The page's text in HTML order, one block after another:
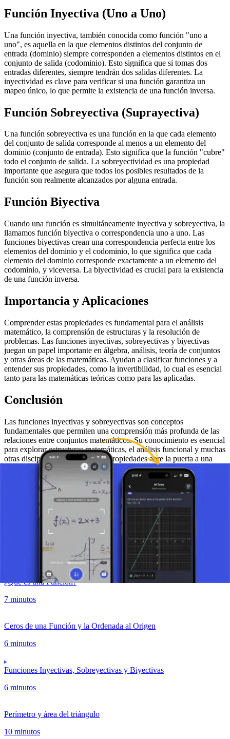
Función Inyectiva (Uno a Uno)
Una función inyectiva, también conocida como función "uno a
uno", es aquella en la que elementos distintos del conjunto de
entrada (dominio) siempre corresponden a elementos distintos en el
conjunto de salida (codominio). Esto significa que si tomas dos
entradas diferentes, siempre tendrán dos salidas diferentes. La
inyectividad es clave para verificar si una función garantiza un
mapeo único, lo que permite la existencia de una función inversa.
Función Sobreyectiva (Suprayectiva)
Una función sobreyectiva es una función en la que cada elemento
del conjunto de salida corresponde al menos a un elemento del
dominio (conjunto de entrada). Esto significa que la función "cubre"
todo el conjunto de salida. La sobreyectividad es una propiedad
importante que asegura que todos los posibles resultados de la
función son realmente alcanzados por alguna entrada.
Función Biyectiva
Cuando una función es simultáneamente inyectiva y sobreyectiva, la
llamamos función biyectiva o correspondencia uno a uno. Las
funciones biyectivas crean una correspondencia perfecta entre los
elementos del dominio y el codominio, lo que significa que cada
elemento del dominio corresponde exactamente a un elemento del
codominio, y viceversa. La biyectividad es crucial para la existencia
de una función inversa.
Importancia y Aplicaciones
Comprender estas propiedades es fundamental para el análisis
matemático, la comprensión de estructuras y la resolución de
problemas. Las funciones inyectivas, sobreyectivas y biyectivas
juegan un papel importante en álgebra, análisis, teoría de conjuntos
y otras áreas de las matemáticas. Ayudan a clasificar funciones y a
entender sus propiedades, como la invertibilidad, lo cual es esencial
tanto para las matemáticas teóricas como para las aplicadas.
Conclusión
Las funciones inyectivas y sobreyectivas son conceptos
fundamentales que permiten una comprensión más profunda de las
relaciones entre conjuntos matemáticos. Su conocimiento es esencial
para explorar estructuras matemáticas, el análisis funcional y muchas
otras disciplinas. Entender estas propiedades abre la puerta a una
mejor comprensión y uso de las funciones matemáticas en diversos
Haz una foto de tu tarea y utiliza el tutor de IA.
¿Qué es una Función?
7 minutos
Ceros de una Función y la Ordenada al Origen
6 minutos
Funciones Inyectivas, Sobreyectivas y Biyectivas
6 minutos
Perímetro y área del triángulo
10 minutos